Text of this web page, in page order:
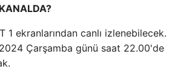
ekranlarından canlı izlenebilecek.
Çarşamba günü saat 22.00'de